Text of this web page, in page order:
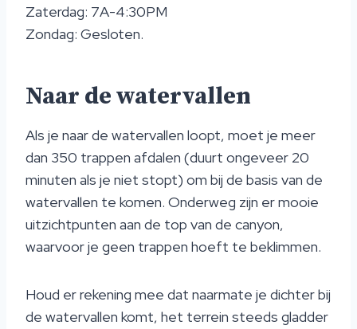
Zaterdag: 7A-4:30PM
Zondag: Gesloten.
Naar de watervallen
Als je naar de watervallen loopt, moet je meer
dan 350 trappen afdalen (duurt ongeveer 20
minuten als je niet stopt) om bij de basis van de
watervallen te komen. Onderweg zijn er mooie
uitzichtpunten aan de top van de canyon,
waarvoor je geen trappen hoeft te beklimmen.
Houd er rekening mee dat naarmate je dichter bij
de watervallen komt, het terrein steeds gladder